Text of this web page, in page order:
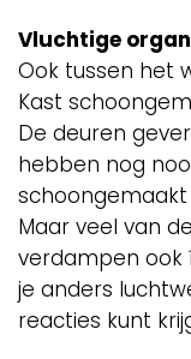
Vluchtige
Ook tussen het
Kast
De deuren
hebben nog
schoongemaakt
Maar veel van
verdampen ook
je anders
reacties kunt